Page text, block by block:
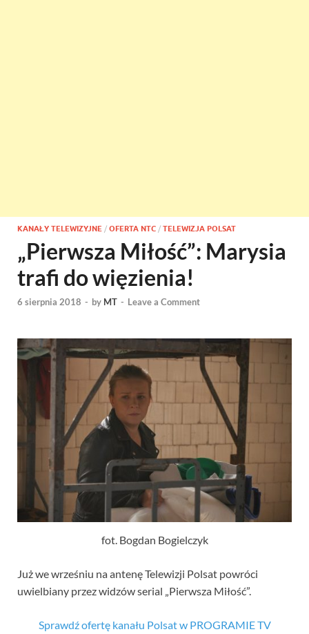
KANAŁY TELEWIZYJNE / OFERTA NTC / TELEWIZJA POLSAT
„Pierwsza Miłość”: Marysia
trafi do więzienia!
6 sierpnia 2018 - by MT - Leave a Comment
fot. Bogdan Bogielczyk
Już we wrześniu na antenę Telewizji Polsat powróci
uwielbiany przez widzów serial „Pierwsza Miłość”.
Sprawdź ofertę kanału Polsat w PROGRAMIE TV